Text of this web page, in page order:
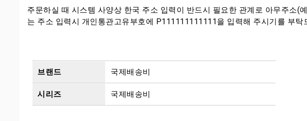
주문하실 때 시스템 사양상 한국 주소 입력이 반드시 필요한 관계로 아무주소
는 주소 입력시 개인통관고유부호에 P111111111111을 입력해 주시기를 부탁
브랜드 국제배송비
시리즈 국제배송비